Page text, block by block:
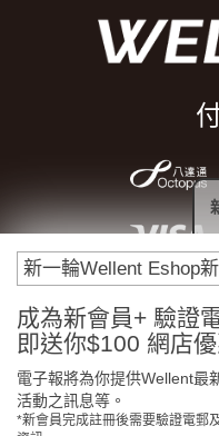
門市免費自取
新一輪Wellent Eshop
成為新會員+ 驗證
即送你$100 網店
電子報將為你提供Wellent最
活動之訊息等。
*新會員完成註冊後需要驗證電郵